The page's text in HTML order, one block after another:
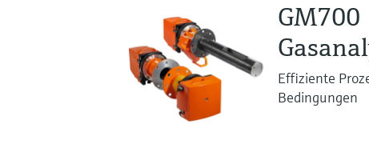
GM700
Effiziente
Bedingungen